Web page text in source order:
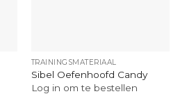
TRAININGSMATERIAAL
Sibel Oefenhoofd Candy
Log in om te bestellen